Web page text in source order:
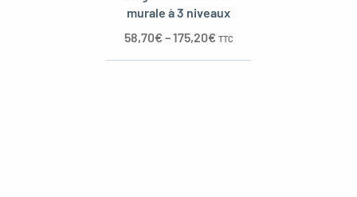
murale à 3 niveaux
58,70€–175,20€ TTC